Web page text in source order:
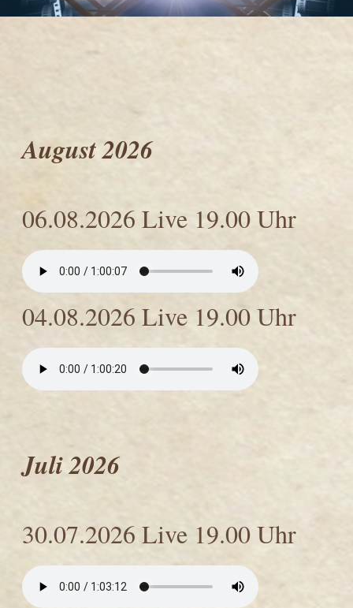
August 2026
06.08.2026 Live 19.00 Uhr
04.08.2026 Live 19.00 Uhr
Juli 2026
30.07.2026 Live 19.00 Uhr